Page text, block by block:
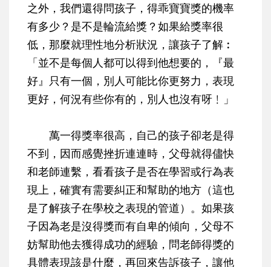
之外，我們還得問孩子，得乖寶寶獎的機率
有多少？是不是輪流給獎？如果給獎率很
低，那麼就理性地分析狀況，讓孩子了解︰
「並不是每個人都可以得到他想要的，『最
好』只有一個，別人可能比你更努力，表現
更好，何況有些你有的，別人也沒有呀﹗」
萬一得獎率很高，自己的孩子卻老是得
不到，因而感覺挫折連連時，父母就得儘快
和老師連繫，看看孩子是否在學習或行為表
現上，確實有需要糾正和幫助的地方（這也
是了解孩子在學校之表現的管道）。如果孩
子因為老是沒得獎而有自卑的傾向，父母不
妨幫助他去獲得成功的經驗，問老師得獎的
具體表現該是什麼，再回來告訴孩子，讓他